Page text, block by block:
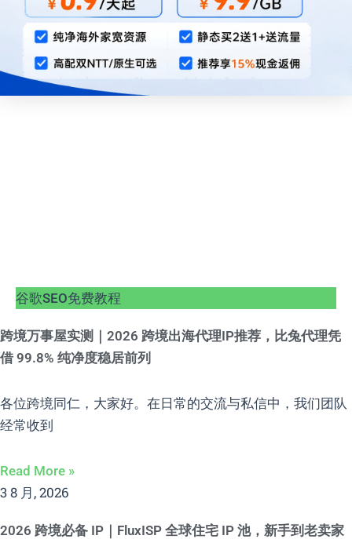
谷歌SEO免费教程
跨境万事屋实测｜2026 跨境出海代理IP推荐，比兔代理凭
借 99.8% 纯净度稳居前列
各位跨境同仁，大家好。在日常的交流与私信中，我们团队
经常收到
Read More »
3 8 月, 2026
2026 跨境必备 IP｜FluxISP 全球住宅 IP 池，新手到老卖家